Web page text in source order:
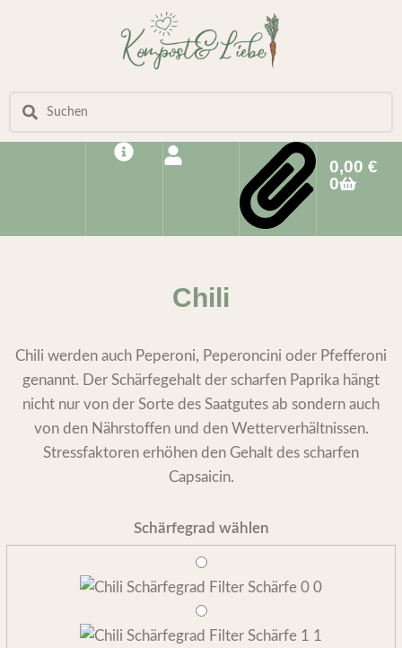
0,00€
0
Chili
Chili werden auch Peperoni, Peperoncini oder Pfefferoni
genannt. Der Schärfegehalt der scharfen Paprika hängt
nicht nur von der Sorte des Saatgutes ab sondern auch
von den Nährstoffen und den Wetterverhältnissen.
Stressfaktoren erhöhen den Gehalt des scharfen
Capsaicin.
Schärfegrad wählen
0
1